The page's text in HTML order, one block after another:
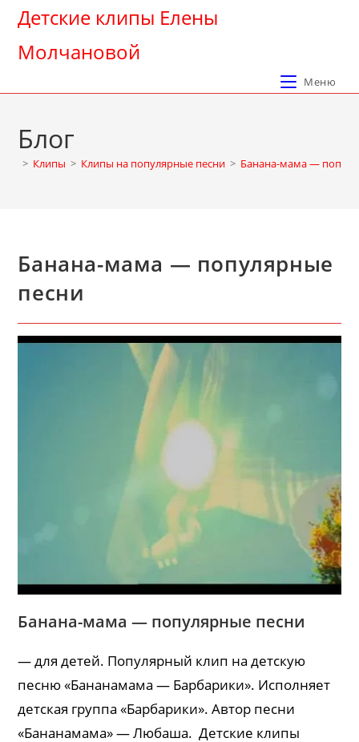
Перейти
содержимому
Детские клипы Елены
Молчановой
Меню
Блог
> Клипы > Клипы на популярные песни > Банана-мама —
Банана-мама — популярные
песни
Банана-мама — популярные песни
— для детей. Популярный клип на детскую
песню «Бананамама — Барбарики». Исполняет
детская группа «Барбарики». Автор песни
«Бананамама» — Любаша. Детские клипы